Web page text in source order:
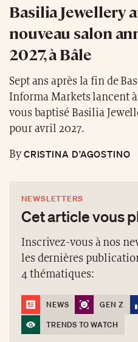
Basilia Jewellery
nouveau salon
2027, à Bâle
Sept ans après la fin de
Informa Markets lancent
vous baptisé Basilia
pour avril 2027.
ByCRISTINA D’AGOSTINO
NEWSLETTERS
Cet article vous
Inscrivez-vous à nos
les dernières
4 thématiques:
NEWS GEN Z
TRENDS TO WATCH